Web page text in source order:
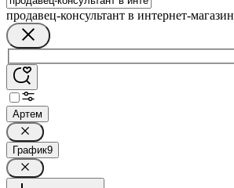
продавец-консультант в интернет-магазин
Артем
График9